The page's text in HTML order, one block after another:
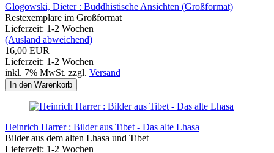
Glogowski, Dieter : Buddhistische Ansichten (Großformat)
Restexemplare im Großformat
Lieferzeit: 1-2 Wochen
(Ausland abweichend)
16,00 EUR
Lieferzeit: 1-2 Wochen
inkl. 7% MwSt. zzgl. Versand
In den Warenkorb
Heinrich Harrer : Bilder aus Tibet - Das alte Lhasa
Bilder aus dem alten Lhasa und Tibet
Lieferzeit: 1-2 Wochen